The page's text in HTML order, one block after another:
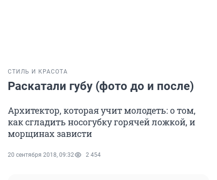
СТИЛЬ И КРАСОТА
Раскатали губу (фото до и после)
Архитектор, которая учит молодеть: о том,
как сгладить носогубку горячей ложкой, и
морщинах зависти
20 сентября 2018, 09:32 2 454